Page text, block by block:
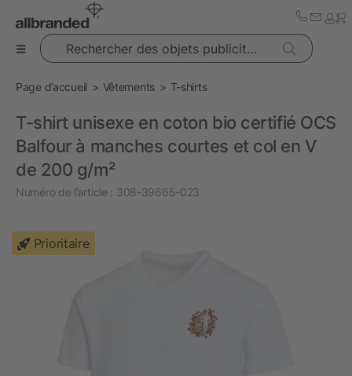
Rechercher des objets publicitaires
Page d’accueil Vêtements T-shirts
T-shirt unisexe en coton bio certifié OCS
Balfour à manches courtes et col en V
de 200 g/m²
Numéro de l’article : 308-39665-023
Prioritaire